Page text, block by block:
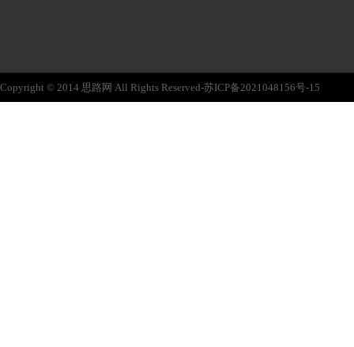
Copyright © 2014 思路网 All Rights Reserved-苏ICP备2021048156号-15